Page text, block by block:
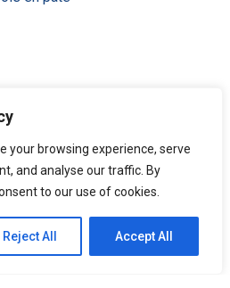
your browsing experience, serve
and analyse our traffic. By
to our use of cookies.
Reject All Accept All